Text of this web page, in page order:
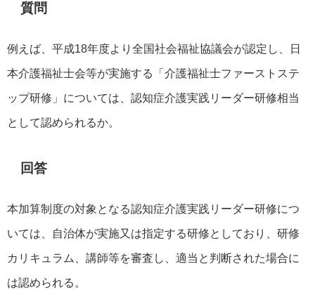
質問
例えば、平成18年度より全国社会福祉協議会が認定し、日
本介護福祉士会等が実施する「介護福祉士ファーストステ
ップ研修」については、認知症介護実践リーダー研修相当
として認められるか。
回答
本加算制度の対象となる認知症介護実践リーダー研修につ
いては、自治体が実施又は指定する研修としており、研修
カリキュラム、講師等を審査し、適当と判断された場合に
は認められる。